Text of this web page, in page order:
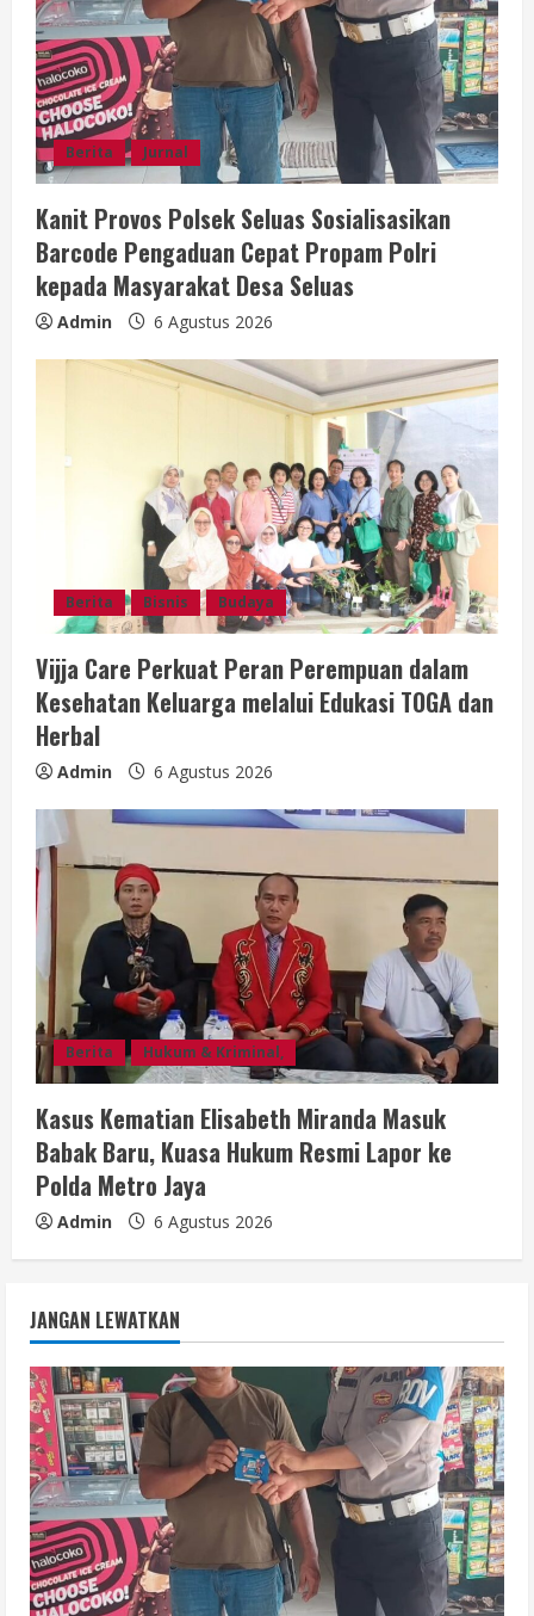
i
n
g
Berita Jurnal
Kanit Provos Polsek Seluas Sosialisasikan
Barcode Pengaduan Cepat Propam Polri
kepada Masyarakat Desa Seluas
Admin 6 Agustus 2026
Berita Bisnis Budaya
Vijja Care Perkuat Peran Perempuan dalam
Kesehatan Keluarga melalui Edukasi TOGA dan
Herbal
Admin 6 Agustus 2026
Berita Hukum & Kriminal,
Kasus Kematian Elisabeth Miranda Masuk
Babak Baru, Kuasa Hukum Resmi Lapor ke
Polda Metro Jaya
Admin 6 Agustus 2026
JANGAN LEWATKAN